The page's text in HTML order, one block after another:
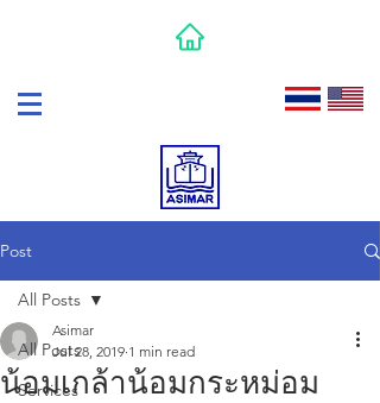
Post
All Posts
Services
All Posts
น้อมเกล้าน้อมกระหม่อม
Asimar
Jul 28, 2019 1 min read